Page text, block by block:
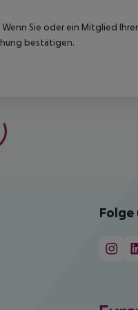
Sie oder ein Mitglied
bestätigen.
Folge